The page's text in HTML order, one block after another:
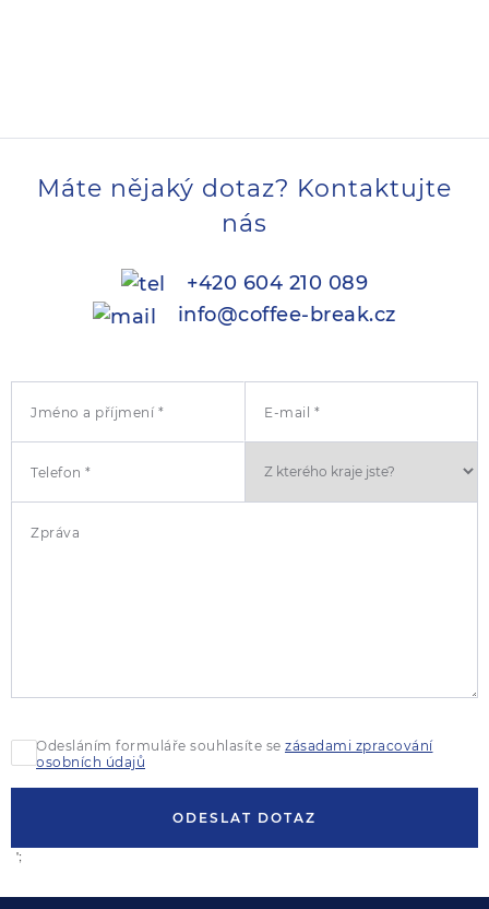
Máte nějaký dotaz? Kontaktujte
nás
+420 604 210 089
info@coffee-break.cz
Jméno a příjmení * E-mail *
Telefon *
Zpráva
Odesláním formuláře souhlasíte se zásadami zpracování
osobních údajů
ODESLAT DOTAZ
';